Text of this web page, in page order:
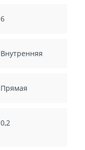
6
Внутренняя
Прямая
0,2